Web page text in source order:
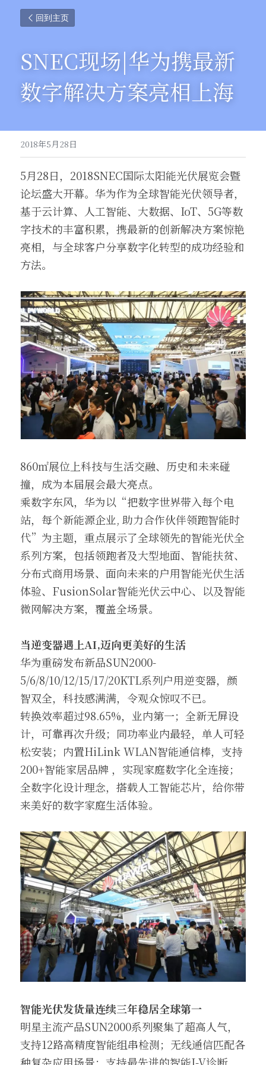
回到主页
SNEC现场|华为携最新
数字解决方案亮相上海
2018年5月28日
5月28日，2018SNEC国际太阳能光伏展览会暨
论坛盛大开幕。华为作为全球智能光伏领导者，
基于云计算、人工智能、大数据、IoT、5G等数
字技术的丰富积累，携最新的创新解决方案惊艳
亮相，与全球客户分享数字化转型的成功经验和
方法。
860㎡展位上科技与生活交融、历史和未来碰
撞，成为本届展会最大亮点。
乘数字东风，华为以“把数字世界带入每个电
站，每个新能源企业, 助力合作伙伴领跑智能时
代”为主题，重点展示了全球领先的智能光伏全
系列方案，包括领跑者及大型地面、智能扶贫、
分布式商用场景、面向未来的户用智能光伏生活
体验、FusionSolar智能光伏云中心、以及智能
微网解决方案，覆盖全场景。
当逆变器遇上AI,迈向更美好的生活
华为重磅发布新品SUN2000-
5/6/8/10/12/15/17/20KTL系列户用逆变器，颜
智双全，科技感满满，令观众惊叹不已。
转换效率超过98.65%，业内第一；全新无屏设
计，可靠再次升级；同功率业内最轻，单人可轻
松安装；内置HiLink WLAN智能通信棒，支持
200+智能家居品牌 ，实现家庭数字化全连接；
全数字化设计理念，搭载人工智能芯片，给你带
来美好的数字家庭生活体验。
智能光伏发货量连续三年稳居全球第一
明星主流产品SUN2000系列聚集了超高人气，
支持12路高精度智能组串检测；无线通信匹配各